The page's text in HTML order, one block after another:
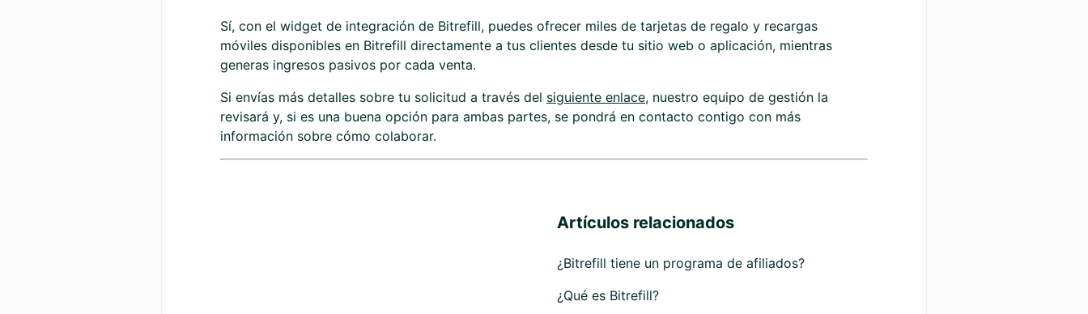
Sí, con el widget de integración de Bitrefill, puedes ofrecer miles de tarjetas de regalo y recargas
móviles disponibles en Bitrefill directamente a tus clientes desde tu sitio web o aplicación, mientras
generas ingresos pasivos por cada venta.
Si envías más detalles sobre tu solicitud a través del siguiente enlace, nuestro equipo de gestión la
revisará y, si es una buena opción para ambas partes, se pondrá en contacto contigo con más
información sobre cómo colaborar.
Artículos relacionados
¿Bitrefill tiene un programa de afiliados?
¿Qué es Bitrefill?